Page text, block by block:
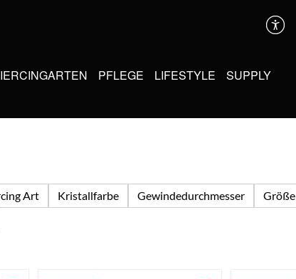
PFLEGE LIFESTYLE SUPPLY
Art Kristallfarbe Gewindedurchmesser
Größe